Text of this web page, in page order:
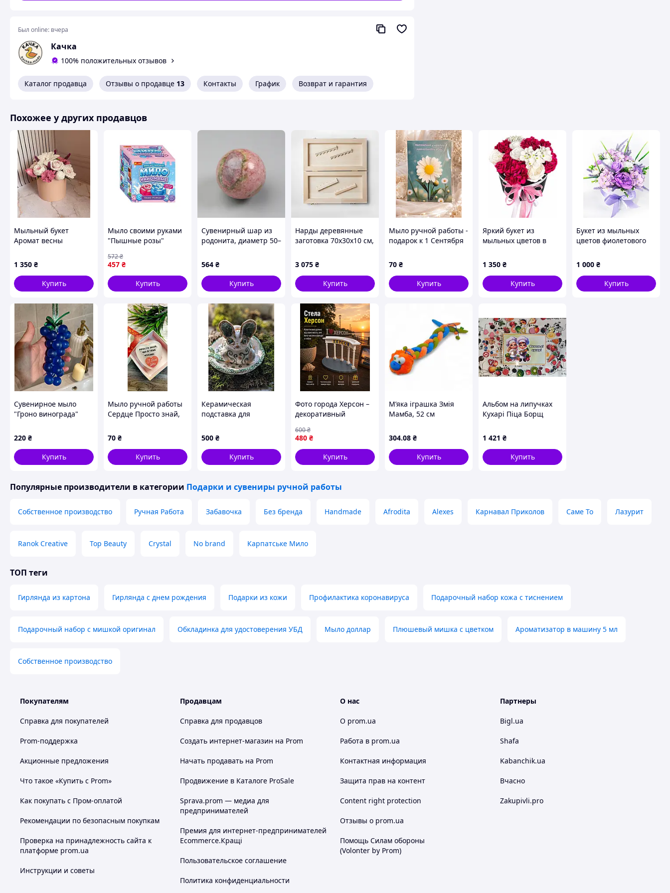
Был online: вчера
Качка
100% положительных отзывов
Каталог продавца Отзывы о продавце 13 Контакты График Возврат и гарантия
Похожее у других продавцов
Мыльный букет
Аромат весны
1 350 ₴
Купить
Мыло своими руками
"Пышные розы"
маслом buzyna
457 ₴
572₴
Купить
Сувенирный шар из
родонита, диаметр 50–
размеров, вес от 200 г.
(цена за 100 г),
ida49135
564 ₴
Купить
Нарды деревянные
заготовка 70х30х10 см,
3 075 ₴
Купить
Мыло ручной работы -
подарок к 1 Сентября
70 ₴
Купить
Яркий букет из
мыльных цветов в
1 350 ₴
Купить
Букет из мыльных
цветов фиолетового
мыльных роз, пионов,
гортензий
1 000 ₴
Купить
Сувенирное мыло
"Гроно винограда"
220 ₴
Купить
Мыло ручной работы
Сердце Просто знай,
Натуральное
глицериновое
крафтовое мыло
Парфюмированное
70 ₴
Купить
Керамическая
подставка для
500 ₴
Купить
Фото города Херсон –
декоративный
ручная роспись
480 ₴
600₴
Купить
Мʼяка іграшка Змія
Мамба, 52 см
304.08 ₴
Купить
Альбом на липучках
Кухарі Піца Борщ
Ягоди Торт
1 421 ₴
Купить
Популярные производители в категории Подарки и сувениры ручной работы
Собственное производство Ручная Работа Забавочка Без бренда Handmade Afrodita Alexes Карнавал Приколов Саме То Лазурит
Ranok Creative Top Beauty Crystal No brand Карпатське Мило
ТОП теги
Гирлянда из картона Гирлянда с днем рождения Подарки из кожи Профилактика коронавируса Подарочный набор кожа с тиснением
Подарочный набор с мишкой оригинал Обкладинка для удостоверения УБД Мыло доллар Плюшевый мишка с цветком Ароматизатор в машину 5 мл
Собственное производство
Покупателям
Справка для покупателей
Prom-поддержка
Акционные предложения
Что такое «Купить с Prom»
Как покупать с Пром-оплатой
Рекомендации по безопасным покупкам
Проверка на принадлежность сайта к
платформе prom.ua
Инструкции и советы
Продавцам
Справка для продавцов
Создать интернет-магазин на Prom
Начать продавать на Prom
Продвижение в Каталоге ProSale
Sprava.prom — медиа для
предпринимателей
Премия для интернет-предпринимателей
Ecommerce.Кращі
Пользовательское соглашение
Политика конфиденциальности
О нас
О prom.ua
Работа в prom.ua
Контактная информация
Защита прав на контент
Content right protection
Отзывы о prom.ua
Помощь Силам обороны
(Volonter by Prom)
Партнеры
Bigl.ua
Shafa
Kabanchik.ua
Вчасно
Zakupivli.pro